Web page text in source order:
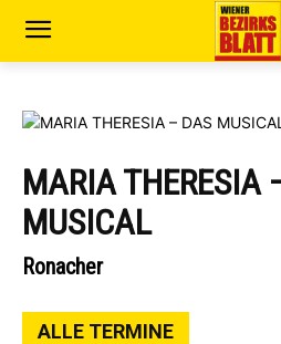
MARIA THERESIA
MUSICAL
Ronacher
ALLE TERMINE